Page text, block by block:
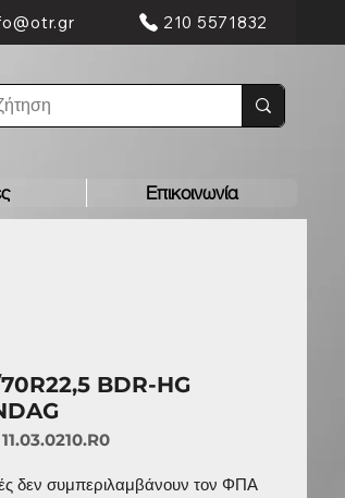
210 5571832
Επικοινωνία
BDR-HG
δεν συμπεριλαμβάνουν τον ΦΠΑ